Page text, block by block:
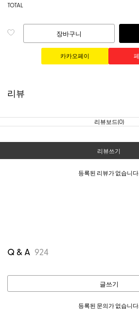
TOTAL
장바구니
리뷰
리뷰보드(0)
리뷰쓰기
등록된 리뷰가 없습니다.
Q & A 924
글쓰기
등록된 문의가 없습니다.